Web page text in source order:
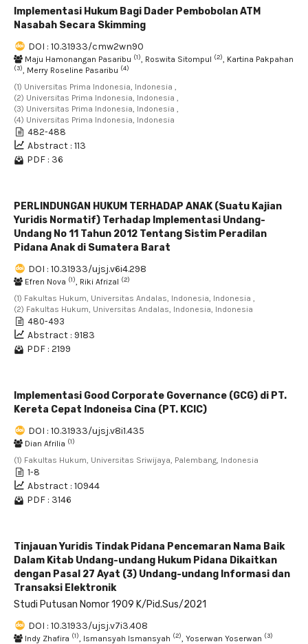
Implementasi Hukum Bagi Dader Pembobolan ATM
Nasabah Secara Skimming
DOI : 10.31933/cmw2wn90
Maju Hamonangan Pasaribu (1), Roswita Sitompul (2), Kartina Pakpahan
(3), Merry Roseline Pasaribu (4)
(1) Universitas Prima Indonesia, Indonesia ,
(2) Universitas Prima Indonesia, Indonesia ,
(3) Universitas Prima Indonesia, Indonesia ,
(4) Universitas Prima Indonesia, Indonesia
482-488
Abstract : 113
PDF : 36
PERLINDUNGAN HUKUM TERHADAP ANAK (Suatu Kajian
Yuridis Normatif) Terhadap Implementasi Undang-
Undang No 11 Tahun 2012 Tentang Sistim Peradilan
Pidana Anak di Sumatera Barat
DOI : 10.31933/ujsj.v6i4.298
Efren Nova (1), Riki Afrizal (2)
(1) Fakultas Hukum, Universitas Andalas, Indonesia, Indonesia ,
(2) Fakultas Hukum, Universitas Andalas, Indonesia, Indonesia
480-493
Abstract : 9183
PDF : 2199
Implementasi Good Corporate Governance (GCG) di PT.
Kereta Cepat Indoneisa Cina (PT. KCIC)
DOI : 10.31933/ujsj.v8i1.435
Dian Afrilia (1)
(1) Fakultas Hukum, Universitas Sriwijaya, Palembang, Indonesia
1-8
Abstract : 10944
PDF : 3146
Tinjauan Yuridis Tindak Pidana Pencemaran Nama Baik
Dalam Kitab Undang-undang Hukum Pidana Dikaitkan
dengan Pasal 27 Ayat (3) Undang-undang Informasi dan
Transaksi Elektronik
Studi Putusan Nomor 1909 K/Pid.Sus/2021
DOI : 10.31933/ujsj.v7i3.408
Indy Zhafira (1) , Ismansyah Ismansyah (2) , Yoserwan Yoserwan (3)